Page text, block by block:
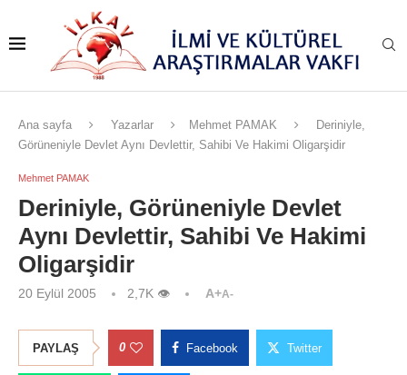
Ana sayfa Yazarlar Mehmet PAMAK
Deriniyle,
Görüneniyle Devlet Aynı Devlettir, Sahibi Ve Hakimi Oligarşidir
Mehmet PAMAK
Deriniyle, Görüneniyle Devlet
Aynı Devlettir, Sahibi Ve Hakimi
Oligarşidir
20 Eylül 2005 2,7K 👁 A+A-
PAYLAŞ 0 Facebook Twitter